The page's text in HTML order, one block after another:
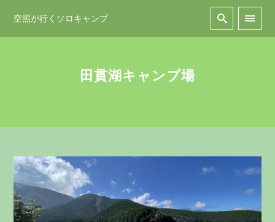
空照が行くソロキャンプ
田貫湖キャンプ場